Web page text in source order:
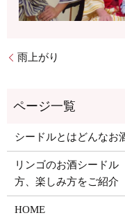
雨上がり
シードルとはどんなお
リンゴのお酒シードル
方、楽しみ方をご紹介
HOME